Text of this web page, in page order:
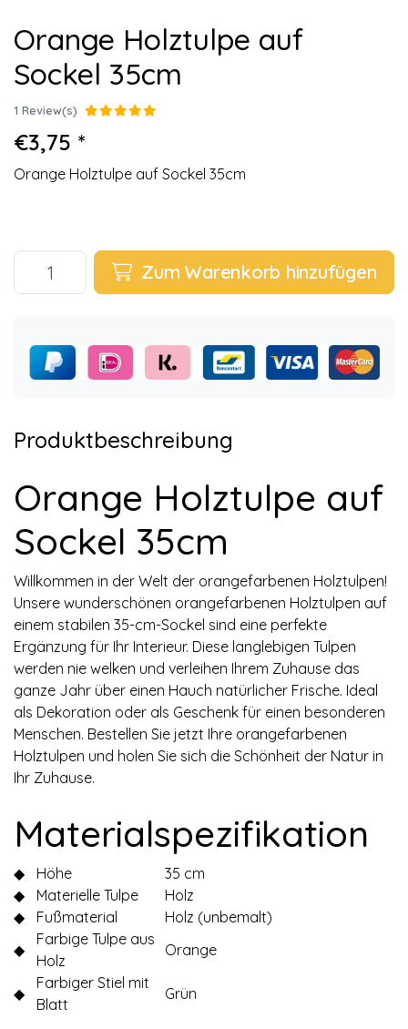
Orange Holztulpe auf
Sockel 35cm
1 Review(s)
€3,75 *
Orange Holztulpe auf Sockel 35cm
Zum Warenkorb hinzufügen
Produktbeschreibung
Orange Holztulpe auf
Sockel 35cm
Willkommen in der Welt der orangefarbenen Holztulpen!
Unsere wunderschönen orangefarbenen Holztulpen auf
einem stabilen 35-cm-Sockel sind eine perfekte
Ergänzung für Ihr Interieur. Diese langlebigen Tulpen
werden nie welken und verleihen Ihrem Zuhause das
ganze Jahr über einen Hauch natürlicher Frische. Ideal
als Dekoration oder als Geschenk für einen besonderen
Menschen. Bestellen Sie jetzt Ihre orangefarbenen
Holztulpen und holen Sie sich die Schönheit der Natur in
Ihr Zuhause.
Materialspezifikation
◆ Höhe
35 cm
◆
Materielle Tulpe
Holz
◆
Fußmaterial
Holz (unbemalt)
◆
Farbige Tulpe aus
Holz
Orange
◆
Farbiger Stiel mit
Blatt
Grün